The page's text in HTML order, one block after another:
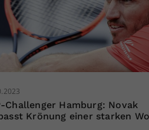
Challenger Hamburg: Novak
Krönung einer starken